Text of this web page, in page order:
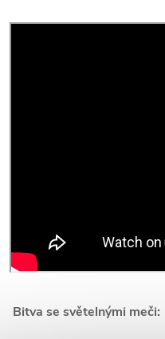
Bitva se světelnými meči: